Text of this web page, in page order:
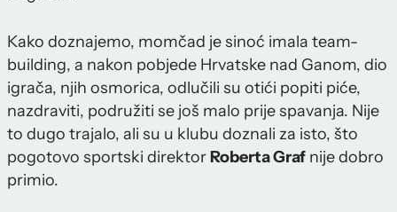
Kako doznajemo, momčad je sinoć imala team-
building, a nakon pobjede Hrvatske nad Ganom, dio
igrača, njih osmorica, odlučili su otići popiti piće,
nazdraviti, podružiti se još malo prije spavanja. Nije
to dugo trajalo, ali su u klubu doznali za isto, što
pogotovo sportski direktorRoberta Graf nije dobro
primio.